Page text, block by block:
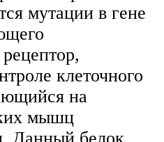
мутации в гене
клеточного
на
мышц